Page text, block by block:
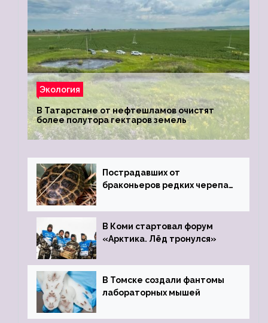
Экология
В Татарстане от нефтешламов очистят
более полутора гектаров земель
Пострадавших от
браконьеров редких черепах
зоопарк
В Коми стартовал форум
«Арктика. Лёд тронулся»
В Томске создали фантомы
лабораторных мышей